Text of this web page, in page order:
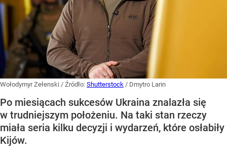
Wołodymyr Zełenski / Źródło: Shutterstock / Dmytro Larin
Po miesiącach sukcesów Ukraina znalazła się
w trudniejszym położeniu. Na taki stan rzeczy
miała seria kilku decyzji i wydarzeń, które osłabiły
Kijów.